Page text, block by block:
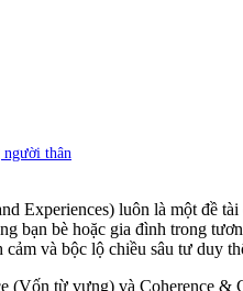
thân
Experiences) luôn là một đề
bạn bè hoặc gia đình trong
và bộc lộ chiều sâu tư duy
(Vốn từ vựng) và Coherence